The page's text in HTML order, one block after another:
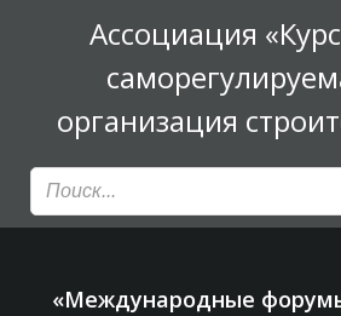
к
Ассоциация
организация
«Международные